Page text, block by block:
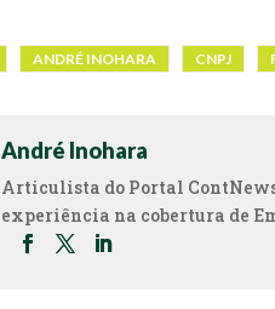
ANDRÉ INOHARA CNPJ
André Inohara
Articulista do Portal
experiência na cobertura de